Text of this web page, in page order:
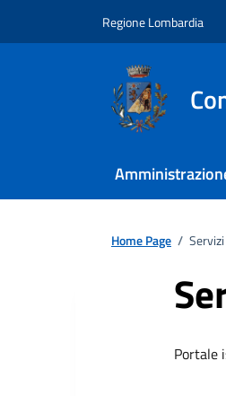
Regione Lombardia
Home Page / Servizi
Portale